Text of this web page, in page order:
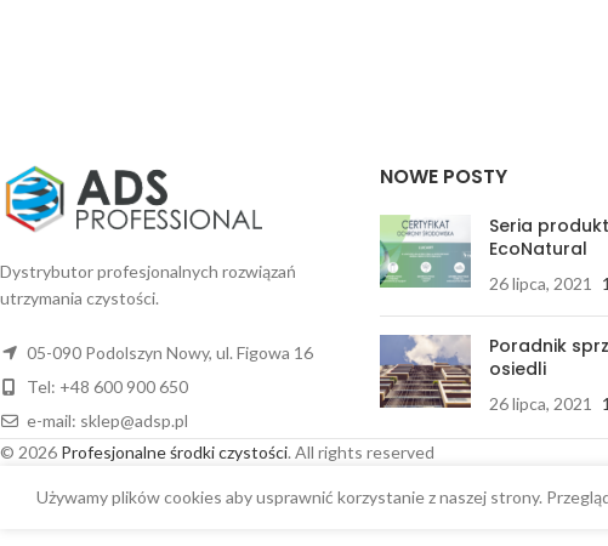
Dystrybutor profesjonalnych rozwiązań
utrzymania czystości.
05-090 Podolszyn Nowy, ul. Figowa 16
Tel: +48 600 900 650
e-mail: sklep@adsp.pl
NOWE POSTY
Seria
EcoNatural
26 lipca, 2021
Poradnik
osiedli
26 lipca, 2021
© 2026 Profesjonalne środki czystości. All rights reserved
Używamy plików cookies aby usprawnić korzystanie z naszej strony.